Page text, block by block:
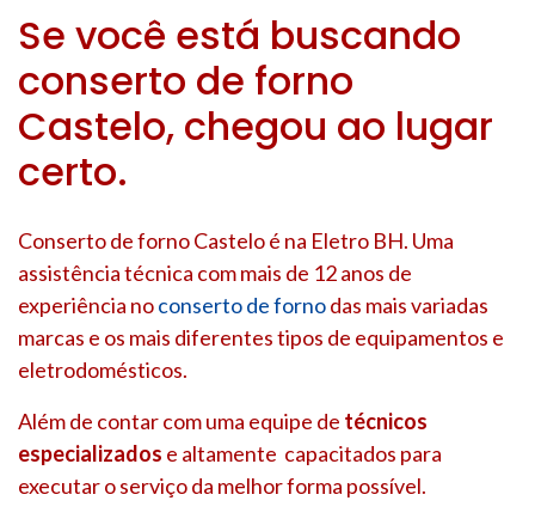
Se você está buscando
conserto de forno
Castelo, chegou ao lugar
certo.
Conserto de forno Castelo é na Eletro BH. Uma
assistência técnica com mais de 12 anos de
experiência noconserto de fornodas mais variadas
marcas e os mais diferentes tipos de equipamentos e
eletrodomésticos.
Além de contar com uma equipe de técnicos
especializados e altamente capacitados para
executar o serviço da melhor forma possível.